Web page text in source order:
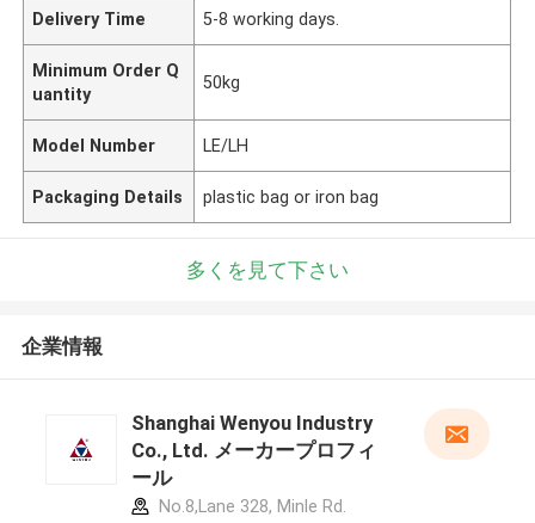
Delivery Time 5-8 working days.
Minimum Order Q
uantity
50kg
Model Number LE/LH
Packaging Details plastic bag or iron bag
多くを見て下さい
企業情報
Shanghai Wenyou Industry
Co., Ltd. メーカープロフィ
ール
No.8,Lane 328, Minle Rd.